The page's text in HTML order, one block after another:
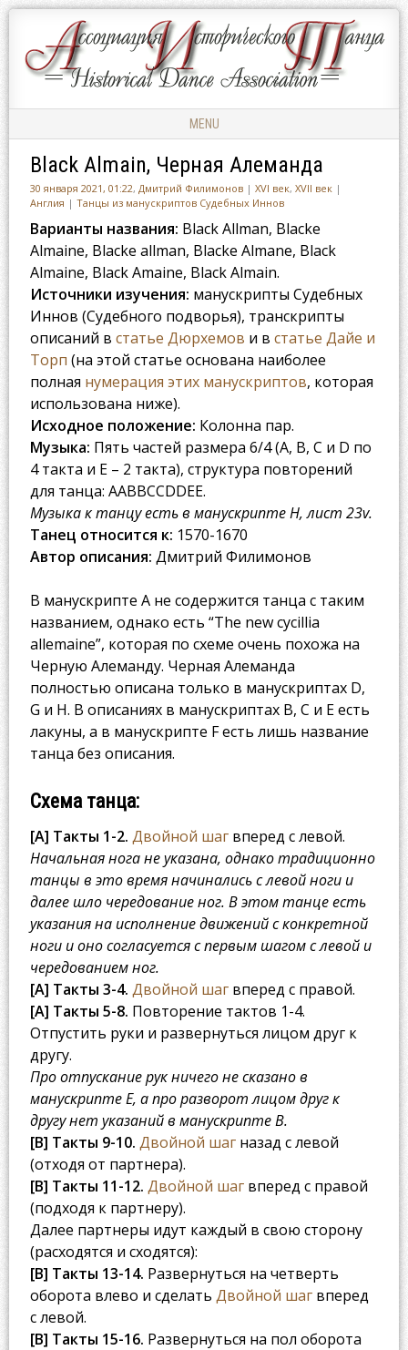
АССОЦИАЦИЯ
ИСТОРИЧЕСКОГО
Ассоциация
Исторического
Танца
MENU
Black Almain, Черная Алеманда
30 января 2021, 01:22, Дмитрий Филимонов| XVI век, XVII век|
Англия | Танцы из манускриптов Судебных Иннов
Варианты названия: Black Allman, Blacke
Almaine, Blacke allman, Blacke Almane, Black
Almaine, Black Amaine, Black Almain.
Источники изучения: манускрипты Судебных
Иннов (Судебного подворья), транскрипты
описаний в статье Дюрхемов и в статье Дайе и
Торп (на этой статье основана наиболее
полная нумерация этих манускриптов, которая
использована ниже).
Исходное положение: Колонна пар.
Музыка: Пять частей размера 6/4 (A, B, C и D по
4 такта и E – 2 такта), структура повторений
для танца: AABBCCDDEE.
Музыка к танцу есть в манускрипте H, лист 23v.
Танец относится к: 1570-1670
Автор описания: Дмитрий Филимонов
В манускрипте A не содержится танца с таким
названием, однако есть “The new cycillia
allemaine”, которая по схеме очень похожа на
Черную Алеманду. Черная Алеманда
полностью описана только в манускриптах D,
G и H. В описаниях в манускриптах B, C и E есть
лакуны, а в манускрипте F есть лишь название
танца без описания.
Схема танца:
[A] Такты 1-2. Двойной шагвперед с левой.
Начальная нога не указана, однако традиционно
танцы в это время начинались с левой ноги и
далее шло чередование ног. В этом танце есть
указания на исполнение движений с конкретной
ноги и оно согласуется с первым шагом с левой и
чередованием ног.
[A] Такты 3-4. Двойной шагвперед с правой.
[A] Такты 5-8. Повторение тактов 1-4.
Отпустить руки и развернуться лицом друг к
другу.
Про отпускание рук ничего не сказано в
манускрипте E, а про разворот лицом друг к
другу нет указаний в манускрипте B.
[B] Такты 9-10. Двойной шагназад с левой
(отходя от партнера).
[B] Такты 11-12. Двойной шагвперед с правой
(подходя к партнеру).
Далее партнеры идут каждый в свою сторону
(расходятся и сходятся):
[B] Такты 13-14. Развернуться на четверть
оборота влево и сделать Двойной шагвперед
с левой.
[B] Такты 15-16. Развернуться на пол оборота